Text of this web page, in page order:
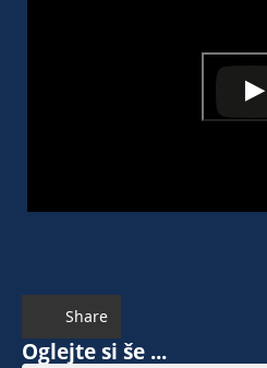
Share
Oglejte si še ...